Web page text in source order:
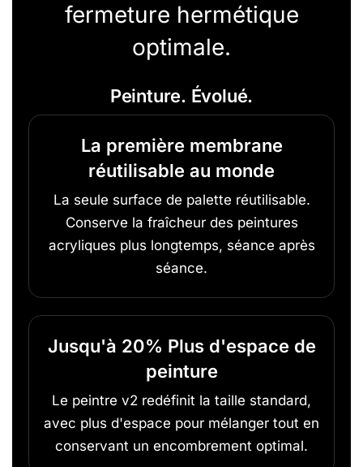
fermeture hermétique
optimale.
Peinture. Évolué.
La première membrane
réutilisable au monde
La seule surface de palette réutilisable.
Conserve la fraîcheur des peintures
acryliques plus longtemps, séance après
séance.
Jusqu'à 20% Plus d'espace de
peinture
Le peintre v2 redéfinit la taille standard,
avec plus d'espace pour mélanger tout en
conservant un encombrement optimal.